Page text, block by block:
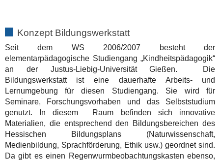
Konzept Bildungswerkstatt
Seit dem WS 2006/2007 besteht der
elementarpädagogische Studiengang „Kindheitspädagogik“
an der Justus-Liebig-Universität Gießen. Die
Bildungswerkstatt ist eine dauerhafte Arbeits- und
Lernumgebung für diesen Studiengang. Sie wird für
Seminare, Forschungsvorhaben und das Selbststudium
genutzt. In diesem Raum befinden sich innovative
Materialien, die entsprechend den Bildungsbereichen des
Hessischen Bildungsplans (Naturwissenschaft,
Medienbildung, Sprachförderung, Ethik usw.) geordnet sind.
Da gibt es einen Regenwurmbeobachtungskasten ebenso,